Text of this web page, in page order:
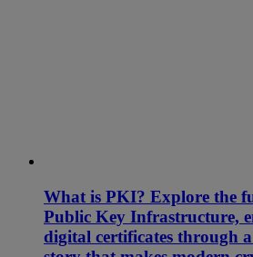
What is PKI? Explore the
Public Key Infrastructure,
digital certificates through